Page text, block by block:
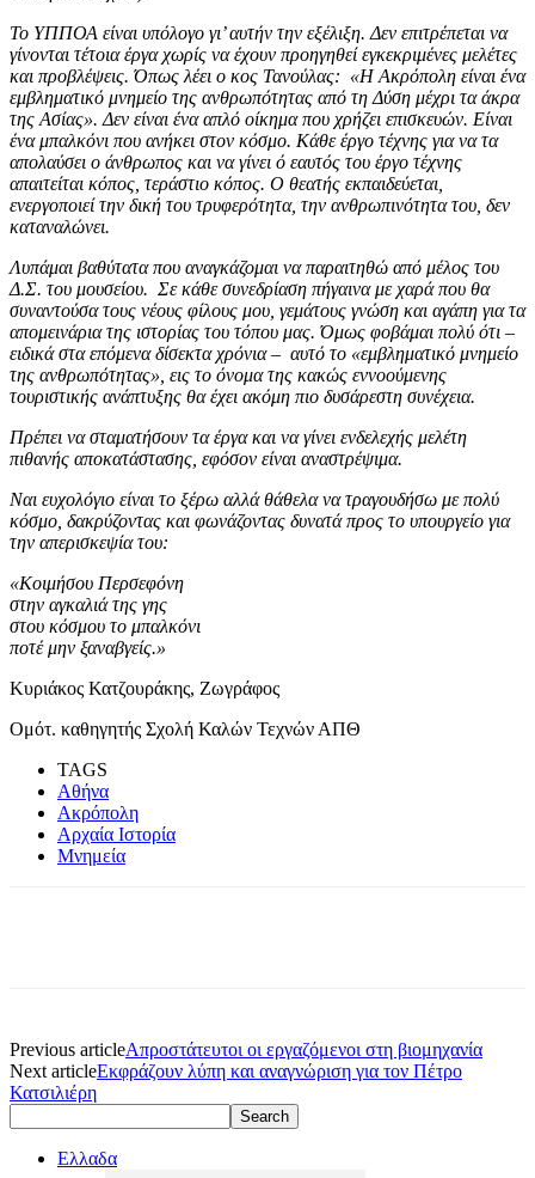
Το ΥΠΠΟΑ είναι υπόλογο γι’ αυτήν την εξέλιξη. Δεν επιτρέπεται να
γίνονται τέτοια έργα χωρίς να έχουν προηγηθεί εγκεκριμένες μελέτες
και προβλέψεις. Όπως λέει ο κος Τανούλας: «Η Ακρόπολη είναι ένα
εμβληματικό μνημείο της ανθρωπότητας από τη Δύση μέχρι τα άκρα
της Ασίας». Δεν είναι ένα απλό οίκημα που χρήζει επισκευών. Είναι
ένα μπαλκόνι που ανήκει στον κόσμο. Κάθε έργο τέχνης για να τα
απολαύσει ο άνθρωπος και να γίνει ό εαυτός του έργο τέχνης
απαιτείται κόπος, τεράστιο κόπος. Ο θεατής εκπαιδεύεται,
ενεργοποιεί την δική του τρυφερότητα, την ανθρωπινότητα του, δεν
καταναλώνει.
Λυπάμαι βαθύτατα που αναγκάζομαι να παραιτηθώ από μέλος του
Δ.Σ. του μουσείου. Σε κάθε συνεδρίαση πήγαινα με χαρά που θα
συναντούσα τους νέους φίλους μου, γεμάτους γνώση και αγάπη για τα
απομεινάρια της ιστορίας του τόπου μας. Όμως φοβάμαι πολύ ότι –
ειδικά στα επόμενα δίσεκτα χρόνια – αυτό το «εμβληματικό μνημείο
της ανθρωπότητας», εις το όνομα της κακώς εννοούμενης
τουριστικής ανάπτυξης θα έχει ακόμη πιο δυσάρεστη συνέχεια.
Πρέπει να σταματήσουν τα έργα και να γίνει ενδελεχής μελέτη
πιθανής αποκατάστασης, εφόσον είναι αναστρέψιμα.
Ναι ευχολόγιο είναι το ξέρω αλλά θάθελα να τραγουδήσω με πολύ
κόσμο, δακρύζοντας και φωνάζοντας δυνατά προς το υπουργείο για
την απερισκεψία του:
«Κοιμήσου Περσεφόνη
στην αγκαλιά της γης
στου κόσμου το μπαλκόνι
ποτέ μην ξαναβγείς.»
Κυριάκος Κατζουράκης, Ζωγράφος
Ομότ. καθηγητής Σχολή Καλών Τεχνών ΑΠΘ
TAGS
Αθήνα
Ακρόπολη
Αρχαία Ιστορία
Μνημεία
Previous articleΑπροστάτευτοι οι εργαζόμενοι στη βιομηχανία
Next articleΕκφράζουν λύπη και αναγνώριση για τον Πέτρο
Κατσιλιέρη
Ελλαδα